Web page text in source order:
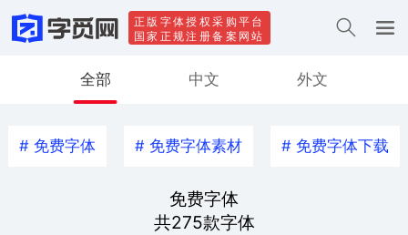
正版字体授权采购平台
国家正规注册备案网站
全部 中文 外文
# 免费字体 # 免费字体素材 # 免费字体下载
免费字体
共275款字体